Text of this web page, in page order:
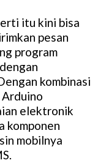
itu kini bisa
pesan
program
kombinasi
Arduino
elektronik
komponen
mobilnya